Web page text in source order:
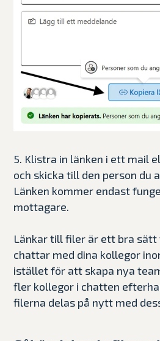
5. Klistra in länken i ett mail
och skicka till den person du
Länken kommer endast
mottagare.
Länkar till filer är ett bra sätt
chattar med dina kollegor
istället för att skapa nya
fler kollegor i chatten
filerna delas på nytt med